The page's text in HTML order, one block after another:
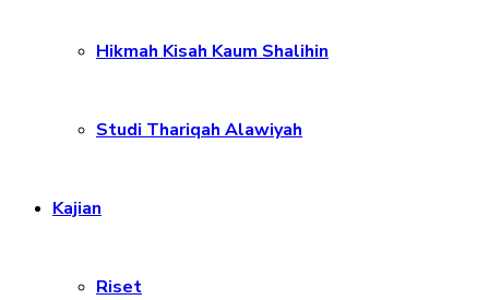
Hikmah Kisah Kaum Shalihin
Studi Thariqah Alawiyah
Kajian
Riset